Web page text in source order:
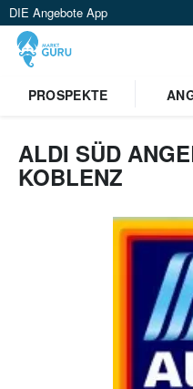
DIE Angebote App
PROSPEKTE
ALDI SÜD
KOBLENZ